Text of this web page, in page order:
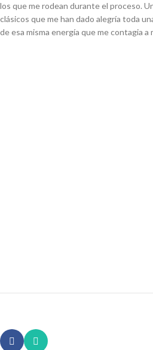
los que me rodean durante el proceso.
clásicos que me han dado alegría toda
de esa misma energía que me contagia a